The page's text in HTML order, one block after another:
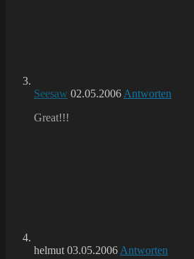
Seesaw 02.05.2006 Antworten
Great!!!
helmut 03.05.2006 Antworten